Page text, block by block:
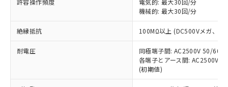
許容操作頻度
電気的: 最大30回/分
機械的: 最大30回/分
絶縁抵抗 100MΩ以上 (DC500Vメガ、点
耐電圧
同極端子間: AC2500V 50/
各端子とアース間: AC2500V
(初期値)
本サービスの対象外となる商品もある
ことをご了承ください。
在庫状況および標準価格照会結果は、
記載している更新日時点での社内デー
タに基づき作成されるものであり、閲
覧された時点での実際の在庫および標
準価格とは異なる場合があることをご
いたものが、含有品と判明した場合などや
むを得ず変更することがあります。
鉛(Pb) 1000ppm以下、 水銀(Hg) 1000ppm以下、 カド
六価クロム(Cr(Ⅵ)) 1000ppm以下、ポリ臭化ビフェニル
類(PBB) 1000ppm以下、ポリ臭化ジフェニルエーテル類
(PBDE) 1000ppm以下、フタル酸ビス(2-エチルヘキシ
基準値を超えていることを示します。
「－」：未確認です。当社販売部門へお問
い合わせください。
*中国RoHS10物質の基準値 (GB/T26572)：
Pb(鉛) :1000ppm、 Hg(水銀) : 1000ppm、 Cd(カドミウ
Cr(Ⅵ)(六価クロム) : 1000ppm、 PBBs(ポリ臭化ビフェ
当社は、これら貴社製品のうち、外国
為替および外国貿易法に定める商品
（以下｢規制貨物等」という）を輸出
国政府の輸出許可(または役務取引許
可)を取得するなどの必要な手続きを